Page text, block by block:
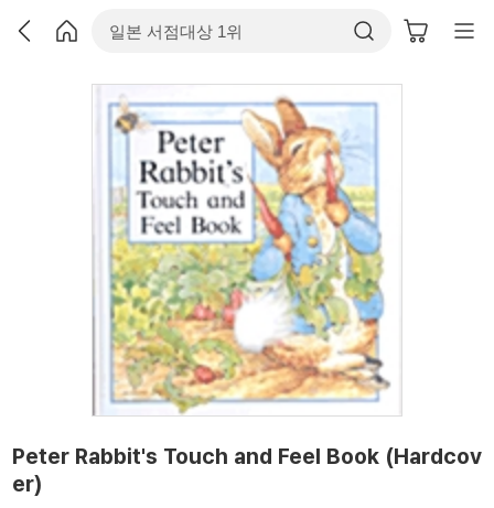
Peter Rabbit's Touch and Feel Book (Hardcov
er)